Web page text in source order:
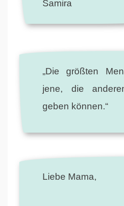
Samira
„Die größten
jene, die
geben können.“
Liebe Mama,